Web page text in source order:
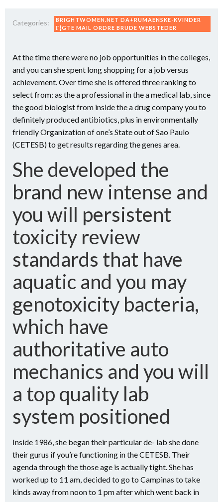
Categories:
BRIGHTWOMEN.NET DA+RUMAENSKE-KVINDER
Г¦GTE MAIL ORDRE BRUDE WEBSTEDER
At the time there were no job opportunities in the colleges,
and you can she spent long shopping for a job versus
achievement. Over time she is offered three ranking to
select from: as the a professional in the a medical lab, since
the good biologist from inside the a drug company you to
definitely produced antibiotics, plus in environmentally
friendly Organization of one’s State out of Sao Paulo
(CETESB) to get results regarding the genes area.
She developed the
brand new intense and
you will persistent
toxicity review
standards that have
aquatic and you may
genotoxicity bacteria,
which have
authoritative auto
mechanics and you will
a top quality lab
system positioned
Inside 1986, she began their particular de- lab she done
their gurus if you’re functioning in the CETESB. Their
agenda through the those age is actually tight. She has
worked up to 11 am, decided to go to Campinas to take
kinds away from noon to 1 pm after which went back in